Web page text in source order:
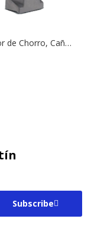
Disyuntor de Chorro, Cañón de Agua RB
Subscribe